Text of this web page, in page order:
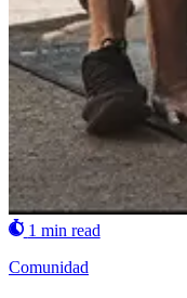
1 min read
Comunidad